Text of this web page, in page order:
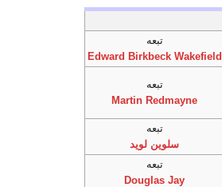
تبعه
Edward Birkbeck Wakefield
تبعه
Martin Redmayne
تبعه
سلوين لويد
تبعه
Douglas Jay